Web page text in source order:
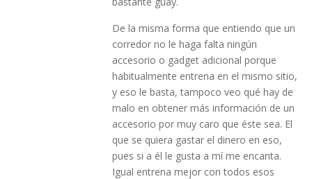
De la misma forma que entiendo que un
corredor no le haga falta ningún
accesorio o gadget adicional porque
habitualmente entrena en el mismo sitio,
y eso le basta, tampoco veo qué hay de
malo en obtener más información de un
accesorio por muy caro que éste sea. El
que se quiera gastar el dinero en eso,
pues si a él le gusta a mí me encanta.
Igual entrena mejor con todos esos